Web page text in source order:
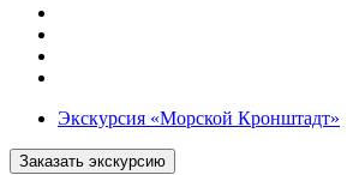
Post
navigation
Экскурсия «Морской Кронштадт»
Заказать экскурсию